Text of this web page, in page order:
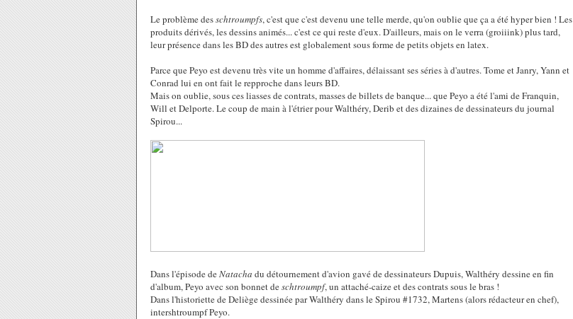
Le problème desschtroumpfs, c'est que c'est devenu une telle merde, qu'on oublie que ça a été hyper bien ! Les
produits dérivés, les dessins animés... c'est ce qui reste d'eux. D'ailleurs, mais on le verra (groiiink) plus tard,
leur présence dans les BD des autres est globalement sous forme de petits objets en latex.
Parce que Peyo est devenu très vite un homme d'affaires, délaissant ses séries à d'autres. Tome et Janry, Yann et
Conrad lui en ont fait le repproche dans leurs BD.
Mais on oublie, sous ces liasses de contrats, masses de billets de banque... que Peyo a été l'ami de Franquin,
Will et Delporte. Le coup de main à l'étrier pour Walthéry, Derib et des dizaines de dessinateurs du journal
Spirou...
Dans l'épisode deNatacha du détournement d'avion gavé de dessinateurs Dupuis, Walthéry dessine en fin
d'album, Peyo avec son bonnet deschtroumpf, un attaché-caize et des contrats sous le bras !
Dans l'historiette de Deliège dessinée par Walthéry dans le Spirou #1732, Martens (alors rédacteur en chef),
intershtroumpf Peyo.